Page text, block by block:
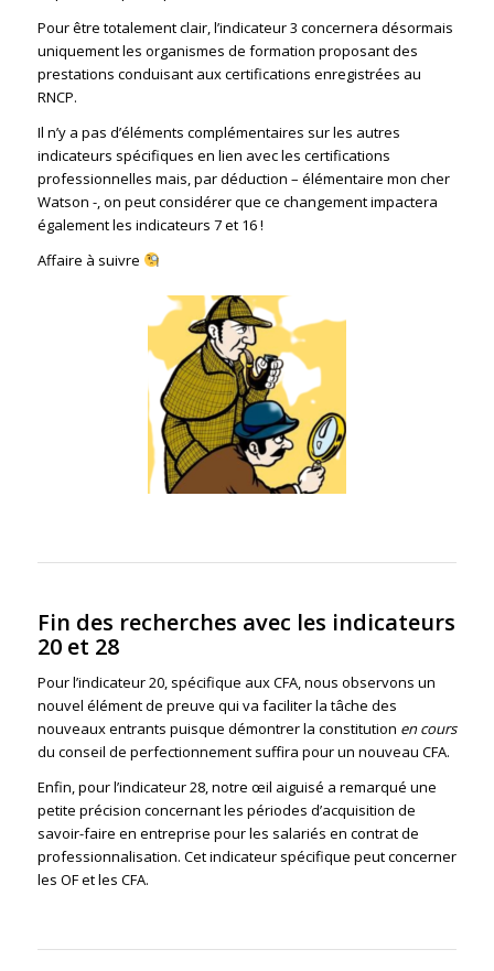
Pour être totalement clair, l’indicateur 3 concernera désormais
uniquement les organismes de formation proposant des
prestations conduisant aux certifications enregistrées au
RNCP.
Il n’y a pas d’éléments complémentaires sur les autres
indicateurs spécifiques en lien avec les certifications
professionnelles mais, par déduction – élémentaire mon cher
Watson -, on peut considérer que ce changement impactera
également les indicateurs 7 et 16 !
Affaire à suivre
Fin des recherches avec les indicateurs
20 et 28
Pour l’indicateur 20, spécifique aux CFA, nous observons un
nouvel élément de preuve qui va faciliter la tâche des
nouveaux entrants puisque démontrer la constitution en cours
du conseil de perfectionnement suffira pour un nouveau CFA.
Enfin, pour l’indicateur 28, notre œil aiguisé a remarqué une
petite précision concernant les périodes d’acquisition de
savoir-faire en entreprise pour les salariés en contrat de
professionnalisation. Cet indicateur spécifique peut concerner
les OF et les CFA.